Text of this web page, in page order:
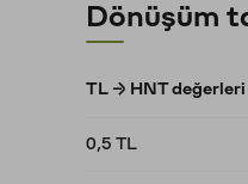
Dönüşüm
TL → HNT değerleri
0,5 TL